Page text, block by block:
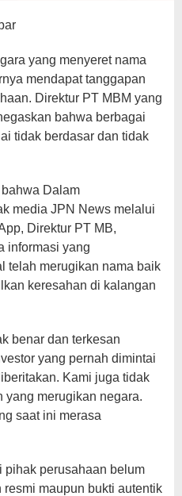
yang menyeret nama
mendapat tanggapan
Direktur PT MBM yang
bahwa berbagai
tidak berdasar dan tidak
Dalam
media JPN News melalui
Direktur PT MB,
informasi yang
telah merugikan nama baik
keresahan di kalangan
benar dan terkesan
yang pernah dimintai
Kami juga tidak
yang merugikan negara.
saat ini merasa
pihak perusahaan belum
maupun bukti autentik